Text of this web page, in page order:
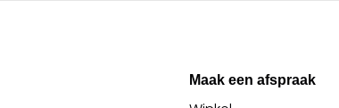
Maak een afspraak